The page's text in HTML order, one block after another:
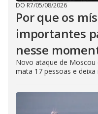
DO R7/05/08/2026
Por que os
importantes
nesse
Novo ataque de
mata 17 pessoas e